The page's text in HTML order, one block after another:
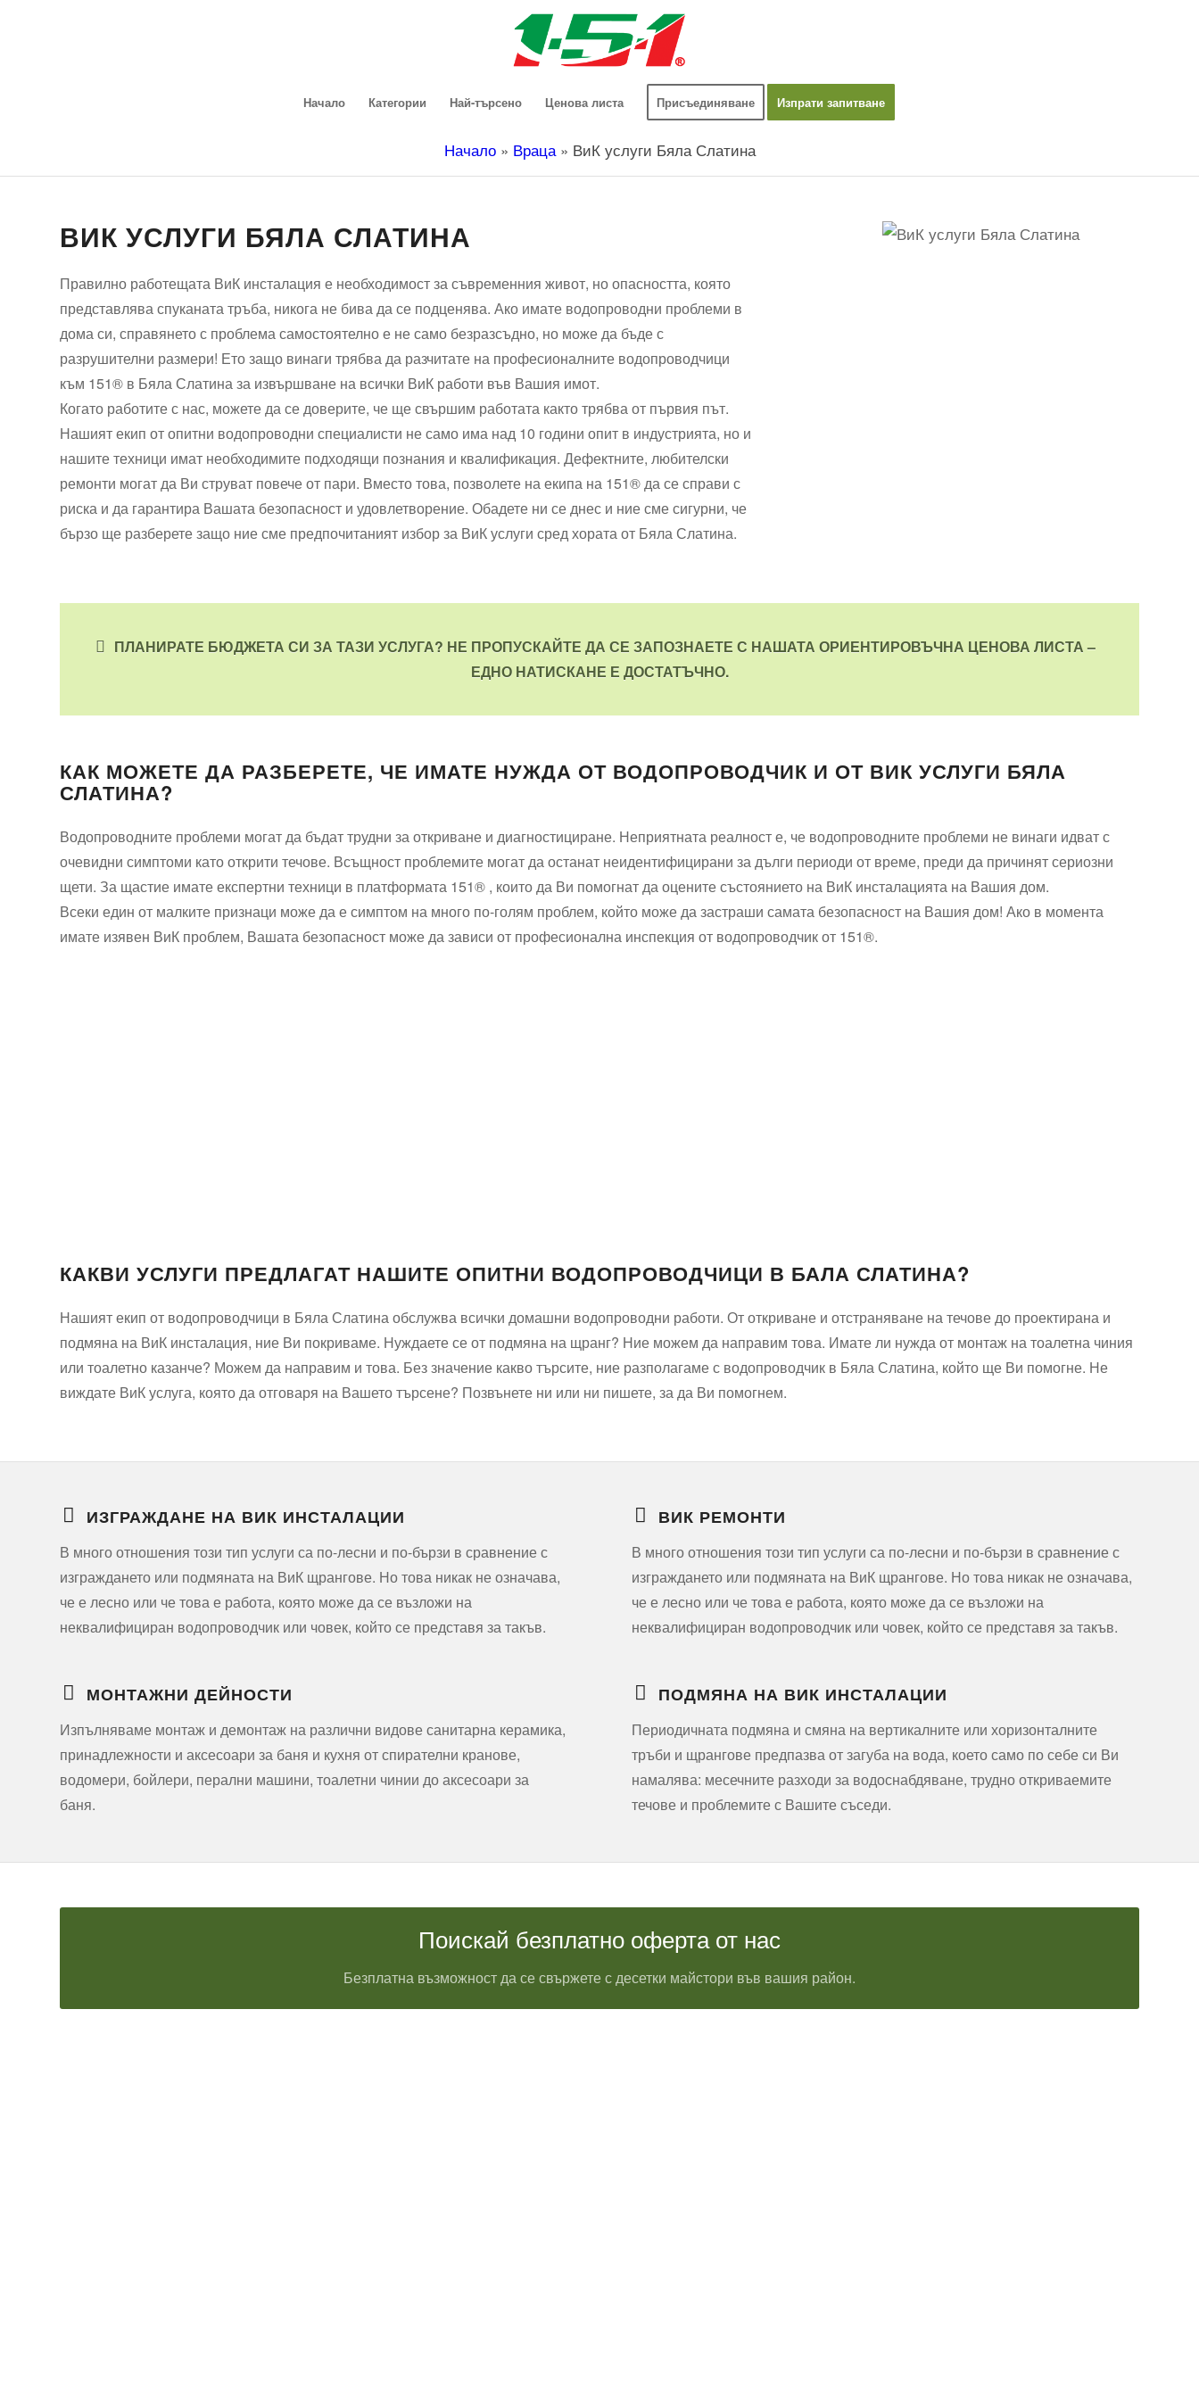
Начало Категории Най-търсено Ценова листа Присъединяване Изпрати запитване
Начало» Враца» ВиК услуги Бяла Слатина
ВИК УСЛУГИ БЯЛА СЛАТИНА
Правилно работещата ВиК инсталация е необходимост за съвременния живот, но опасността, която
представлява спуканата тръба, никога не бива да се подценява. Ако имате водопроводни проблеми в
дома си, справянето с проблема самостоятелно е не само безразсъдно, но може да бъде с
разрушителни размери! Ето защо винаги трябва да разчитате на професионалните водопроводчици
към 151® в Бяла Слатина за извършване на всички ВиК работи във Вашия имот.
Когато работите с нас, можете да се доверите, че ще свършим работата както трябва от първия път.
Нашият екип от опитни водопроводни специалисти не само има над 10 години опит в индустрията, но и
нашите техници имат необходимите подходящи познания и квалификация. Дефектните, любителски
ремонти могат да Ви струват повече от пари. Вместо това, позволете на екипа на 151® да се справи с
риска и да гарантира Вашата безопасност и удовлетворение. Обадете ни се днес и ние сме сигурни, че
бързо ще разберете защо ние сме предпочитаният избор за ВиК услуги сред хората от Бяла Слатина.
ПЛАНИРАТЕ БЮДЖЕТА СИ ЗА ТАЗИ УСЛУГА? НЕ ПРОПУСКАЙТЕ ДА СЕ ЗАПОЗНАЕТЕ С НАШАТА ОРИЕНТИРОВЪЧНА ЦЕНОВА ЛИСТА –
ЕДНО НАТИСКАНЕ Е ДОСТАТЪЧНО.
КАК МОЖЕТЕ ДА РАЗБЕРЕТЕ, ЧЕ ИМАТЕ НУЖДА ОТ ВОДОПРОВОДЧИК И ОТ ВИК УСЛУГИ БЯЛА
СЛАТИНА?
Водопроводните проблеми могат да бъдат трудни за откриване и диагностициране. Неприятната реалност е, че водопроводните проблеми не винаги идват с
очевидни симптоми като открити течове. Всъщност проблемите могат да останат неидентифицирани за дълги периоди от време, преди да причинят сериозни
щети. За щастие имате експертни техници в платформата 151® , които да Ви помогнат да оцените състоянието на ВиК инсталацията на Вашия дом.
Всеки един от малките признаци може да е симптом на много по-голям проблем, който може да застраши самата безопасност на Вашия дом! Ако в момента
имате изявен ВиК проблем, Вашата безопасност може да зависи от професионална инспекция от водопроводчик от 151®.
КАКВИ УСЛУГИ ПРЕДЛАГАТ НАШИТЕ ОПИТНИ ВОДОПРОВОДЧИЦИ В БАЛА СЛАТИНА?
Нашият екип от водопроводчици в Бяла Слатина обслужва всички домашни водопроводни работи. От откриване и отстраняване на течове до проектирана и
подмяна на ВиК инсталация, ние Ви покриваме. Нуждаете се от подмяна на щранг? Ние можем да направим това. Имате ли нужда от монтаж на тоалетна чиния
или тоалетно казанче? Можем да направим и това. Без значение какво търсите, ние разполагаме с водопроводчик в Бяла Слатина, който ще Ви помогне. Не
виждате ВиК услуга, която да отговаря на Вашето търсене? Позвънете ни или ни пишете, за да Ви помогнем.
ИЗГРАЖДАНЕ НА ВИК ИНСТАЛАЦИИ
В много отношения този тип услуги са по-лесни и по-бързи в сравнение с
изграждането или подмяната на ВиК щрангове. Но това никак не означава,
че е лесно или че това е работа, която може да се възложи на
неквалифициран водопроводчик или човек, който се представя за такъв.
ВИК РЕМОНТИ
В много отношения този тип услуги са по-лесни и по-бързи в сравнение с
изграждането или подмяната на ВиК щрангове. Но това никак не означава,
че е лесно или че това е работа, която може да се възложи на
неквалифициран водопроводчик или човек, който се представя за такъв.
МОНТАЖНИ ДЕЙНОСТИ
Изпълняваме монтаж и демонтаж на различни видове санитарна керамика,
принадлежности и аксесоари за баня и кухня от спирателни кранове,
водомери, бойлери, перални машини, тоалетни чинии до аксесоари за
баня.
ПОДМЯНА НА ВИК ИНСТАЛАЦИИ
Периодичната подмяна и смяна на вертикалните или хоризонталните
тръби и щрангове предпазва от загуба на вода, което само по себе си Ви
намалява: месечните разходи за водоснабдяване, трудно откриваемите
течове и проблемите с Вашите съседи.
Поискай безплатно оферта от нас
Безплатна възможност да се свържете с десетки майстори във вашия район.